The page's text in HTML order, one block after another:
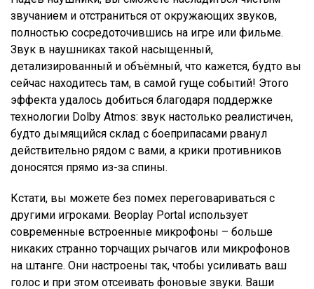
звучанием и отстраниться от окружающих звуков,
полностью сосредоточившись на игре или фильме.
Звук в наушниках такой насыщенный,
детализированный и объёмный, что кажется, будто вы
сейчас находитесь там, в самой гуще событий! Этого
эффекта удалось добиться благодаря поддержке
технологии Dolby Atmos: звук настолько реалистичен,
будто дымящийся склад с боеприпасами рванул
действительно рядом с вами, а крики противников
доносятся прямо из-за спины.
Кстати, вы можете без помех переговариваться с
другими игроками. Beoplay Portal использует
современные встроенные микрофоны – больше
никаких странно торчащих рычагов или микрофонов
на штанге. Они настроены так, чтобы усиливать ваш
голос и при этом отсеивать фоновые звуки. Ваши